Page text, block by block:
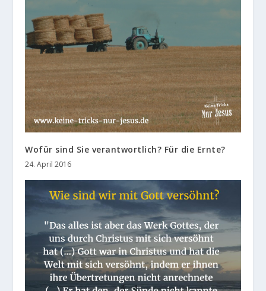
Wofür sind Sie verantwortlich? Für die Ernte?
24. April 2016